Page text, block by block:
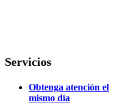
Servicios
Obtenga atención el
mismo día